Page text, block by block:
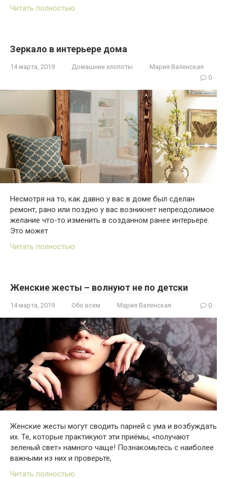
Читать полностью
Зеркало в интерьере дома
14 марта, 2019 Домашние хлопоты
Мария Валенская
0
Несмотря на то, как давно у вас в доме был сделан
ремонт, рано или поздно у вас возникнет непреодолимое
желание что-то изменить в созданном ранее интерьере.
Это может
Читать полностью
Женские жесты – волнуют не по детски
14 марта, 2019 Обо всем Мария Валенская 0
Женские жесты могут сводить парней с ума и возбуждать
их. Те, которые практикуют эти приёмы, «получают
зеленый свет» намного чаще! Познакомьтесь с наиболее
важными из них и проверьте,
Читать полностью